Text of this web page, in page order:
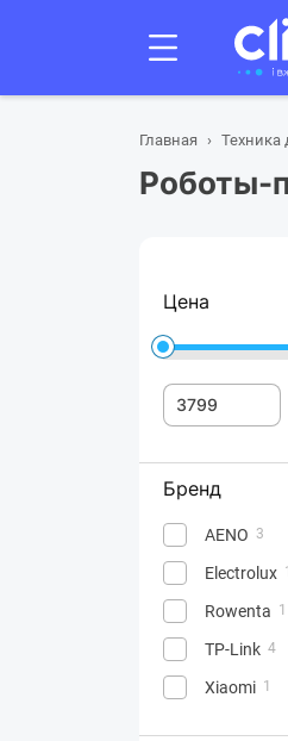
Главная Техника
Роботы-
Цена
Бренд
AENO 3
Electrolux 1
Rowenta 1
TP-Link 4
Xiaomi 1